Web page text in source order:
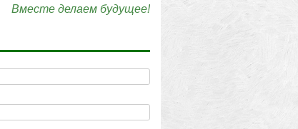
Вместе делаем будущее!